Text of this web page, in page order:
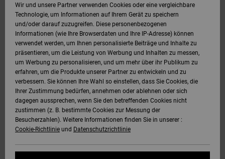
Wir und unsere Partner verwenden Cookies oder eine vergleichbare
Technologie, um Informationen auf Ihrem Gerät zu speichern
und/oder darauf zuzugreifen. Diese personenbezogenen
Informationen (wie Ihre Browserdaten und Ihre IP-Adresse) können
verwendet werden, um Ihnen personalisierte Beiträge und Inhalte zu
präsentieren, um die Leistung von Werbung und Inhalten zu messen,
um Werbung zu personalisieren, und um mehr über ihr Publikum zu
erfahren, um die Produkte unserer Partner zu entwickeln und zu
verbessern. Sie können Ihre Wahl so einstellen, dass Sie Cookies, die
Ihrer Zustimmung bedürfen, annehmen oder ablehnen oder sich
dagegen aussprechen, wenn Sie den betreffenden Cookies nicht
zustimmen (z. B. bestimmte Cookies zur Messung der
Besucherzahlen). Weitere Informationen finden Sie in unserer :
Cookie-Richtlinie und Datenschutzrichtlinie